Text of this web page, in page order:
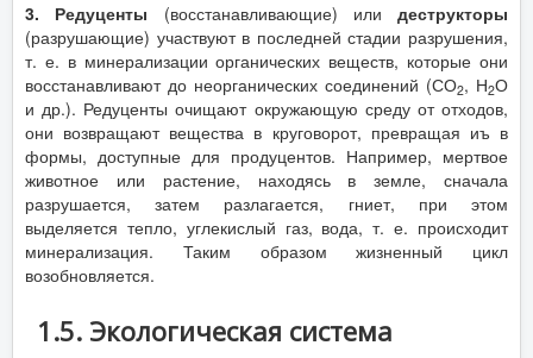
3. Редуценты (восстанавливающие) или деструкторы
(разрушающие) участвуют в последней стадии разрушения,
т. е. в минерализации органических веществ, которые они
восстанавливают до неорганических соединений (СО2, Н2О
и др.). Редуценты очищают окружающую среду от отходов,
они возвращают вещества в круговорот, превращая иъ в
формы, доступные для продуцентов. Например, мертвое
животное или растение, находясь в земле, сначала
разрушается, затем разлагается, гниет, при этом
выделяется тепло, углекислый газ, вода, т. е. происходит
минерализация. Таким образом жизненный цикл
возобновляется.
1.5. Экологическая система